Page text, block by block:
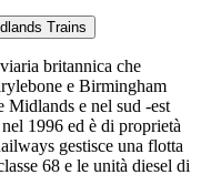
Trains
britannica che
e Birmingham
e nel sud -est
1996 ed è di proprietà
gestisce una flotta
68 e le unità diesel di